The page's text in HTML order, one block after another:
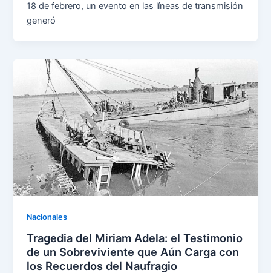
18 de febrero, un evento en las líneas de transmisión
generó
Nacionales
Tragedia del Miriam Adela: el Testimonio
de un Sobreviviente que Aún Carga con
los Recuerdos del Naufragio